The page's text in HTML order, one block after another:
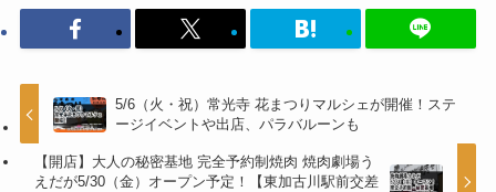
5/6（火・祝）常光寺 花まつりマルシェが開催！ステ
ージイベントや出店、パラバルーンも
【開店】大人の秘密基地 完全予約制焼肉 焼肉劇場う
えだが5/30（金）オープン予定！【東加古川駅前交差